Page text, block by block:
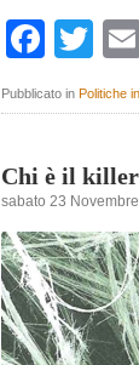
Pubblicato in Politiche
Chi è il
sabato 23